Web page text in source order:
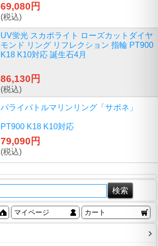
69,080円
(税込)
UV蛍光 スカポライト ローズカットダイヤ
モンド リング リフレクション 指輪 PT900
K18 K10対応 誕生石4月
86,130円
(税込)
パライバトルマリンリング「サボネ」
PT900 K18 K10対応
79,090円
(税込)
マイページ カート